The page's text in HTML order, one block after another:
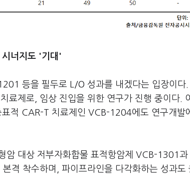
너지도 '기대'
등을 필두로 L/O 성과를 내겠다는 입장이다.
제로, 임상 진입을 위한 연구가 진행 중이다.
적 CAR-T 치료제인 VCB-1204에도 연구개발
암 대상 저부자화합물 표적항암제 VCB-1301과
격 착수하며, 파이프라인을 다각화하는 성과도